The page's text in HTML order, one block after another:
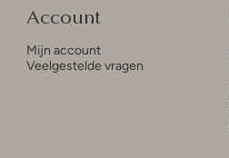
Account
Mijn account
Veelgestelde vragen